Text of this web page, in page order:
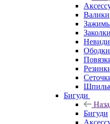
Валики
Заколки
Ободки
Бигуди
Бигуди